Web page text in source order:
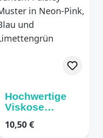
Hochwertige
Viskose
Paisley"-pink
Regulärer Preis:
10,50 €